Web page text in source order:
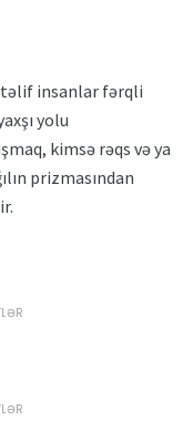
insanlar fərqli
yolu
kimsə rəqs və ya
prizmasından